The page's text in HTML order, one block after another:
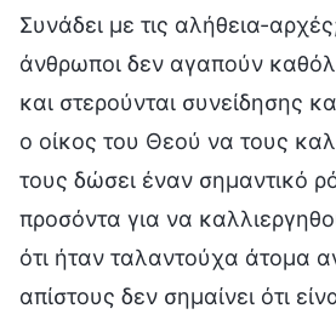
Συνάδει με τις αλήθεια-
άνθρωποι δεν αγαπούν
και στερούνται συνείδησης
ο οίκος του Θεού να τους
τους δώσει έναν σημαντικό
προσόντα για να
ότι ήταν ταλαντούχα άτομα
απίστους δεν σημαίνει ότι